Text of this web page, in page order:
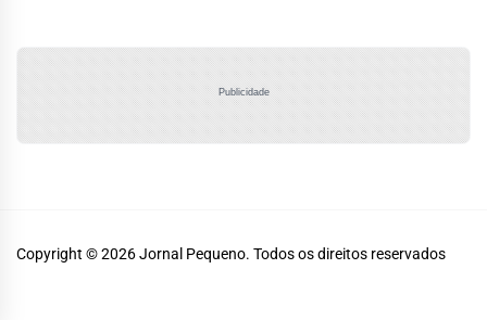
Publicidade
Copyright © 2026Jornal Pequeno. Todos os direitos reservados